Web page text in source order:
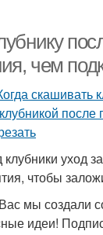
чем
уход
чтобы
мы создали
идеи!